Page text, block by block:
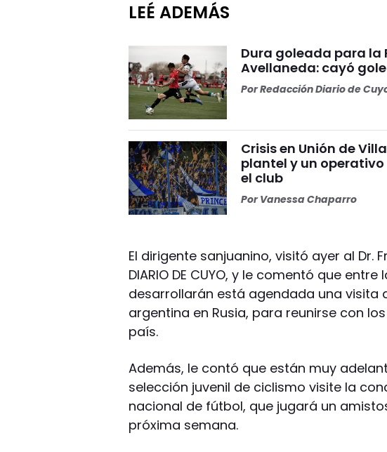
LEÉ ADEMÁS
Dura goleada para la
Avellaneda: cayó
PorRedacción Diario de
Crisis en Unión de
plantel y un
el club
PorVanessa Chaparro
El dirigente sanjuanino, visitó ayer al Dr.
DIARIO DE CUYO, y le comentó que
desarrollarán está agendada una visita
argentina en Rusia, para reunirse con
país.
Además, le contó que están muy
selección juvenil de ciclismo visite la
nacional de fútbol, que jugará un
próxima semana.